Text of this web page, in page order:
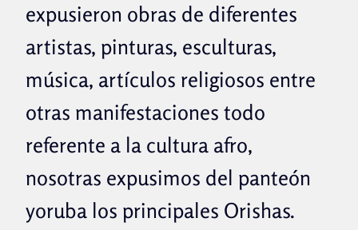
expusieron obras de diferentes
artistas, pinturas, esculturas,
música, artículos religiosos entre
otras manifestaciones todo
referente a la cultura afro,
nosotras expusimos del panteón
yoruba los principales Orishas.